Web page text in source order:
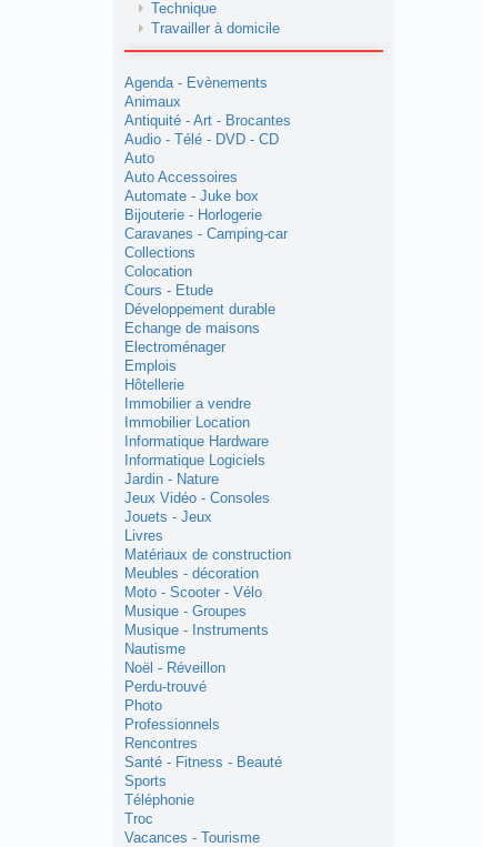
Technique
Travailler à domicile
Agenda - Evènements
Animaux
Antiquité - Art - Brocantes
Audio - Télé - DVD - CD
Auto
Auto Accessoires
Automate - Juke box
Bijouterie - Horlogerie
Caravanes - Camping-car
Collections
Colocation
Cours - Etude
Développement durable
Echange de maisons
Electroménager
Emplois
Hôtellerie
Immobilier a vendre
Immobilier Location
Informatique Hardware
Informatique Logiciels
Jardin - Nature
Jeux Vidéo - Consoles
Jouets - Jeux
Livres
Matériaux de construction
Meubles - décoration
Moto - Scooter - Vélo
Musique - Groupes
Musique - Instruments
Nautisme
Noël - Réveillon
Perdu-trouvé
Photo
Professionnels
Rencontres
Santé - Fitness - Beauté
Sports
Téléphonie
Troc
Vacances - Tourisme